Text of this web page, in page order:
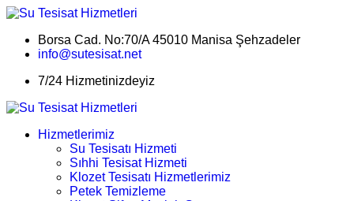
Borsa Cad. No:70/A 45010 Manisa Şehzadeler
info@sutesisat.net
7/24 Hizmetinizdeyiz
Hizmetlerimiz
Su Tesisatı Hizmeti
Sıhhi Tesisat Hizmeti
Klozet Tesisatı Hizmetlerimiz
Petek Temizleme